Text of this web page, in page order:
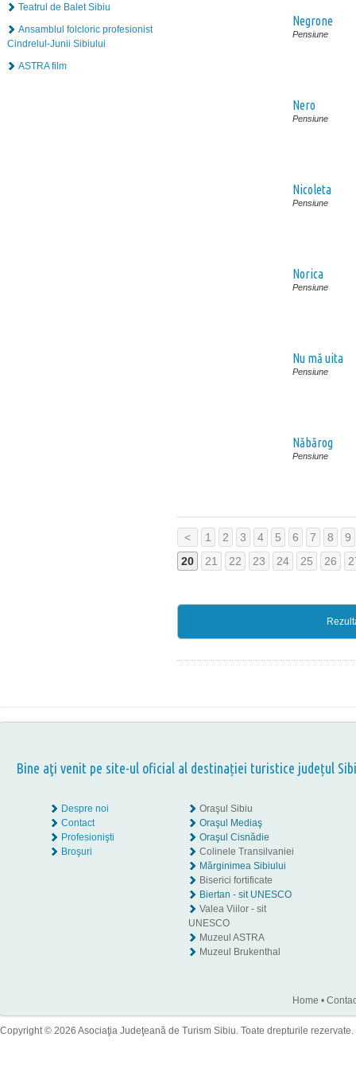
Teatrul de Balet Sibiu
Ansamblul folcloric profesionist
Cindrelul-Junii Sibiului
ASTRA film
Negrone
Pensiune
Nero
Pensiune
Nicoleta
Pensiune
Norica
Pensiune
Nu mă uita
Pensiune
Năbărog
Pensiune
< 1 2 3 4 5 6 7 8
9
20
21 22 23 24 25 26
Bine aţi venit pe site-ul oficial al destinației turistice județul
Despre noi
Contact
Profesionişti
Broşuri
Oraşul Sibiu
Oraşul Mediaş
Oraşul Cisnădie
Colinele Transilvaniei
Mărginimea Sibiului
Biserici fortificate
Biertan - sit UNESCO
Valea Viilor - sit
UNESCO
Muzeul ASTRA
Muzeul Brukenthal
Home •
Copyright © 2026 Asociaţia Judeţeană de Turism Sibiu. Toate drepturile rezervate.